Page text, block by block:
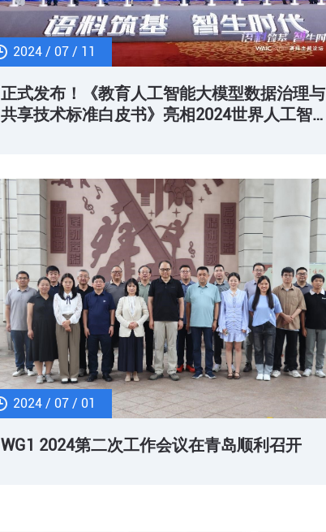
2024 / 07 / 11
正式发布！《教育人工智能大模型数据治理与
共享技术标准白皮书》亮相2024世界人工智
2024 / 07 / 01
WG1 2024第二次工作会议在青岛顺利召开